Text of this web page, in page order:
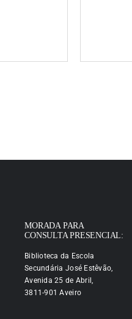
MORADA PARA
CONSULTA PRESENCIAL:
Biblioteca da Escola
Secundária José Estêvão,
Avenida 25 de Abril,
3811-901 Aveiro